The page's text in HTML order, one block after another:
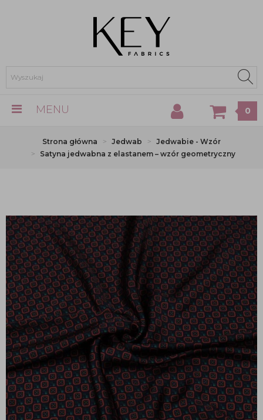
MENU 0
Strona główna Jedwab
Jedwabie - Wzór
Satyna jedwabna z elastanem – wzór geometryczny